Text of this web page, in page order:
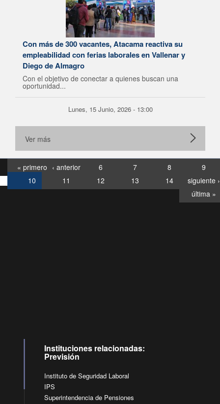
Con más de 300 vacantes, Atacama reactiva su
empleabilidad con ferias laborales en Vallenar y
Diego de Almagro
Con el objetivo de conectar a quienes buscan una
oportunidad...
Lunes, 15 Junio, 2026 - 13:00
Ver más
« primero ‹ anterior 6 7 8
9
10
11 12 13 14
siguiente ›
última »
Instituciones relacionadas:
Previsión
Instituto de Seguridad Laboral
IPS
Superintendencia de Pensiones